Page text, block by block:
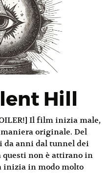
Hill
Il film inizia male,
originale. Del
da anni dal tunnel dei
non è attirano in
inizia in modo molto